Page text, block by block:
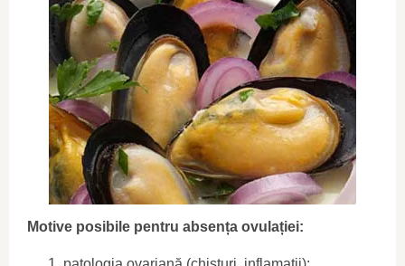
Motive posibile pentru absența ovulației: